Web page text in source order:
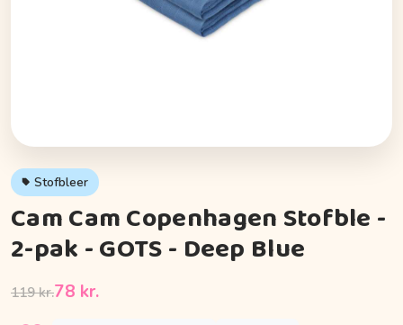
Stofbleer
Cam Cam Copenhagen Stofble -
2-pak - GOTS - Deep Blue
119 kr.78 kr.